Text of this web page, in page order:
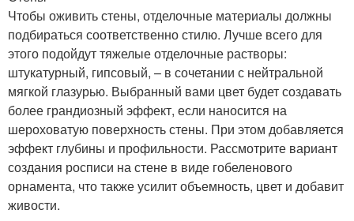
Чтобы оживить стены, отделочные материалы должны
подбираться соответственно стилю. Лучше всего для
этого подойдут тяжелые отделочные растворы:
штукатурный, гипсовый, – в сочетании с нейтральной
мягкой глазурью. Выбранный вами цвет будет создавать
более грандиозный эффект, если наносится на
шероховатую поверхность стены. При этом добавляется
эффект глубины и профильности. Рассмотрите вариант
создания росписи на стене в виде гобеленового
орнамента, что также усилит объемность, цвет и добавит
живости.